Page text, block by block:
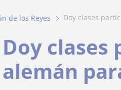
de los Reyes doy clases
Doy clases
alemán